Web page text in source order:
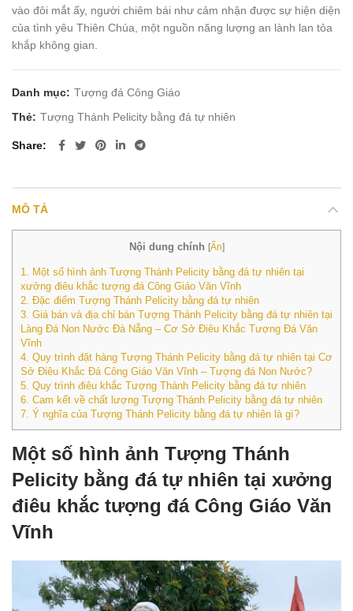
vào đôi mắt ấy, người chiêm bái như cảm nhận được sự hiện diện
của tình yêu Thiên Chúa, một nguồn năng lượng an lành lan tỏa
khắp không gian.
Danh mục: Tượng đá Công Giáo
Thẻ: Tượng Thánh Pelicity bằng đá tự nhiên
Share
MÔ TẢ
Nội dung chính [Ẩn]
1.
Một số hình ảnh Tượng Thánh Pelicity bằng đá tự nhiên tại
xưởng điêu khắc tượng đá Công Giáo Văn Vĩnh
2. Đặc điểm Tượng Thánh Pelicity bằng đá tự nhiên
3. Giá bán và địa chỉ bán Tượng Thánh Pelicity bằng đá tự nhiên tại
Làng Đá Non Nước Đà Nẵng – Cơ Sở Điêu Khắc Tượng Đá Văn
Vĩnh
4. Quy trình đặt hàng Tượng Thánh Pelicity bằng đá tự nhiên tại Cơ
Sở Điêu Khắc Đá Công Giáo Văn Vĩnh – Tượng đá Non Nước?
5. Quy trình điêu khắc Tượng Thánh Pelicity bằng đá tự nhiên
6. Cam kết về chất lượng Tượng Thánh Pelicity bằng đá tự nhiên
7. Ý nghĩa của Tượng Thánh Pelicity bằng đá tự nhiên là gì?
Một số hình ảnh Tượng Thánh
Pelicity bằng đá tự nhiên tại xưởng
điêu khắc tượng đá Công Giáo Văn
Vĩnh